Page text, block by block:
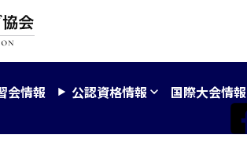
会情報 公認資格情報 国際大会情報